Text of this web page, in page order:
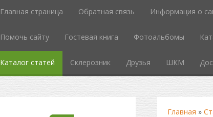
Главная страница Обратная связь Информация о
Помочь сайту Гостевая книга Фотоальбомы
Каталог статей Склерозник Друзья ШКМ
Главная »